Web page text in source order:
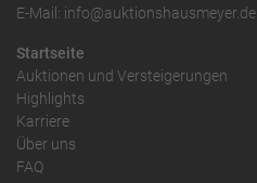
E-Mail: info@auktionshausmeyer.de
Startseite
Auktionen und Versteigerungen
Highlights
Karriere
Über uns
FAQ